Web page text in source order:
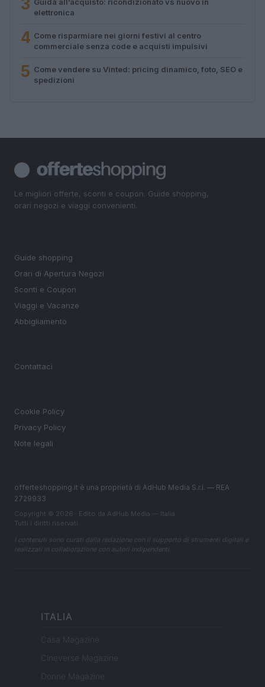
3 Guida all’acquisto: ricondizionato vs nuovo in
elettronica
4 Come risparmiare nei giorni festivi al centro
commerciale senza code e acquisti impulsivi
5 Come vendere su Vinted: pricing dinamico, foto, SEO e
spedizioni
Le migliori offerte, sconti e coupon. Guide shopping,
orari negozi e viaggi convenienti.
Guide shopping
Orari di Apertura Negozi
Sconti e Coupon
Viaggi e Vacanze
Abbigliamento
Contattaci
Cookie Policy
Privacy Policy
Note legali
offerteshopping.it è una proprietà di AdHub Media S.r.l. — REA
2729933
Copyright © 2026 · Edito da AdHub Media — Italia
Tutti i diritti riservati
I contenuti sono curati dalla redazione con il supporto di strumenti digitali e
realizzati in collaborazione con autori indipendenti.
ITALIA
Casa Magazine
Cineverse Magazine
Donne Magazine